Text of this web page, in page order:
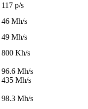
117 p/s
46 Mh/s
49 Mh/s
800 Kh/s
96.6 Mh/s
435 Mh/s
98.3 Mh/s